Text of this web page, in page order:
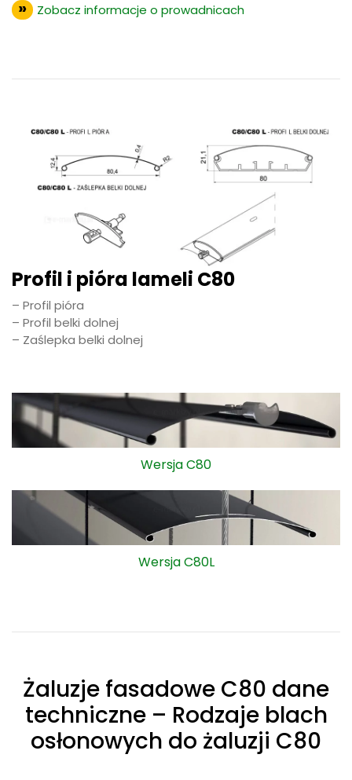
Zobacz informacje o prowadnicach
Profil i pióra lameli C80
– Profil pióra
– Profil belki dolnej
– Zaślepka belki dolnej
Wersja C80
Wersja C80L
Żaluzje fasadowe C80 dane
techniczne – Rodzaje blach
osłonowych do żaluzji C80